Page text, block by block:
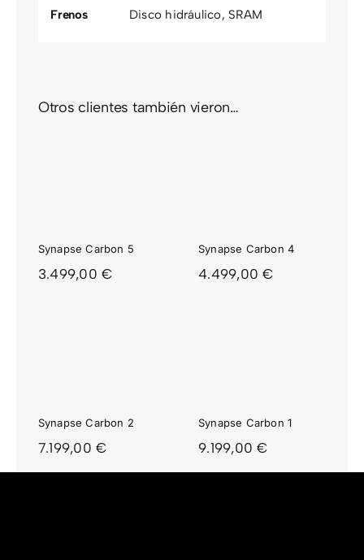
Frenos
Disco hidráulico, SRAM
Otros clientes también vieron…
Synapse Carbon 5
3.499,00€
Synapse Carbon 4
4.499,00€
Synapse Carbon 2
7.199,00€
Synapse Carbon 1
9.199,00€